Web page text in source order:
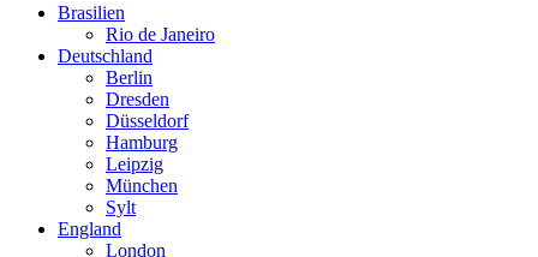
Brasilien
Rio de Janeiro
Deutschland
Berlin
Dresden
Düsseldorf
Hamburg
Leipzig
München
Sylt
England
London